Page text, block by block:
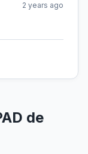
2 years ago
de